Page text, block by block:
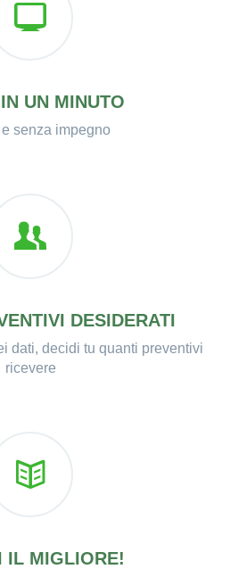
UN MINUTO
e senza impegno
DESIDERATI
dati, decidi tu quanti preventivi
ricevere
IL MIGLIORE!